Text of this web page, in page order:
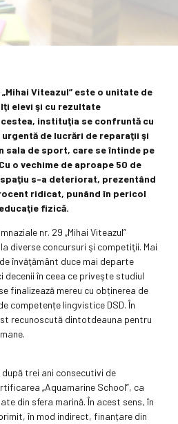
Viteazul” este o unitate de
elevi şi cu rezultate
instituţia se confruntă cu
de lucrări de reparaţii şi
sala de sport, care se întinde pe
o vechime de aproape 50 de
s-a deteriorat, prezentând
ridicat, punând în pericol
fizică.
nr. 29 „Mihai Viteazul”
diverse concursuri şi competiţii. Mai
învăţământ duce mai departe
decenii în ceea ce priveşte studiul
finalizează mereu cu obținerea de
competențe lingvistice DSD. În
recunoscută dintotdeauna pentru
trei ani consecutivi de
„Aquamarine School”, ca
din sfera marină. În acest sens, în
în mod indirect, finanțare din